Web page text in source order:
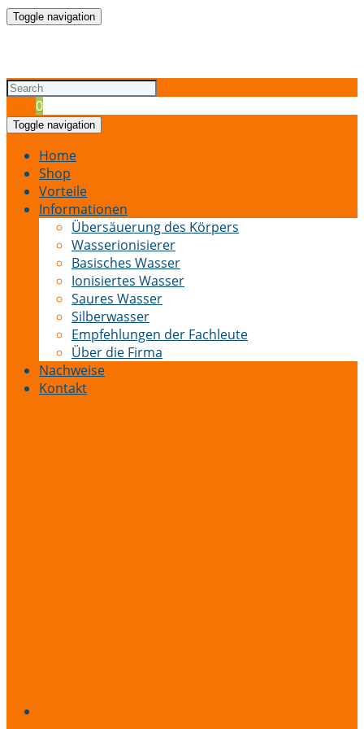
Toggle navigation
0
Toggle navigation
Home
Shop
Vorteile
Informationen
Übersäuerung des Körpers
Wasserionisierer
Basisches Wasser
Ionisiertes Wasser
Saures Wasser
Silberwasser
Empfehlungen der Fachleute
Über die Firma
Nachweise
Kontakt